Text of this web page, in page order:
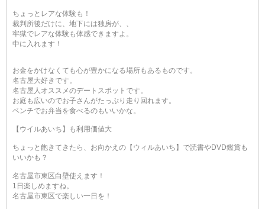
ちょっとレアな体験も！
裁判所後だけに、地下には独房が、、
牢獄でレアな体験も体感できますよ。
中に入れます！
お金をかけなくても心が豊かになる場所もあるものです。
名古屋大好きです。
名古屋人オススメのデートスポットです。
お庭も広いのでお子さんがたっぷり走り回れます。
ベンチでお弁当を食べるのもいいかな。
【ウイルあいち】も利用価値大
ちょっと飽きてきたら、お向かえの【ウィルあいち】で読書やDVD鑑賞も
いいかも？
名古屋市東区白壁使えます！
1日楽しめますね。
名古屋市東区で楽しい一日を！